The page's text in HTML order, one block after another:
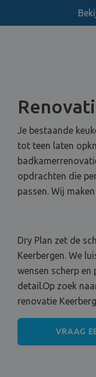
Je bestaande
tot teen laten
opdrachten die
passen. Wij
Dry Plan zet de
Keerbergen. We
wensen scherp
detail.Op zoek
renovatie
VRAAG